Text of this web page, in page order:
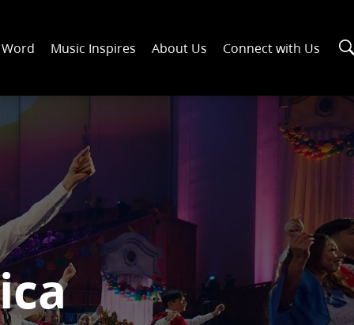
Music Inspires About Us Connect with Us